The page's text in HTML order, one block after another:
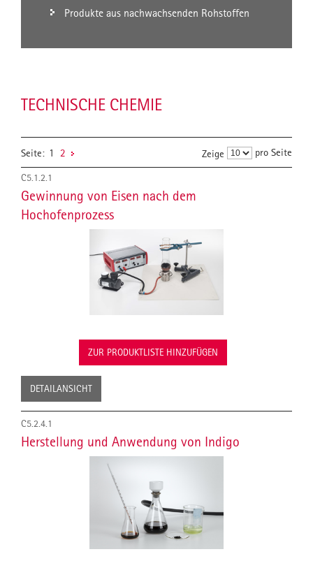
Produkte aus nachwachsenden Rohstoffen
TECHNISCHE CHEMIE
Seite: 1 2 Zeige pro Seite
C5.1.2.1
Gewinnung von Eisen nach dem
Hochofenprozess
ZUR PRODUKTLISTE HINZUFÜGEN
DETAILANSICHT
C5.2.4.1
Herstellung und Anwendung von Indigo